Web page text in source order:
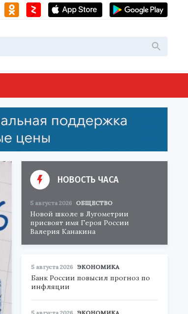
НОВОСТЬ ЧАСА
5 августа 2026 ОБЩЕСТВО
Новой школе в Лугометрии
присвоят имя Героя России
Валерия Канакина
5 августа 2026 ЭКОНОМИКА
Банк России повысил прогноз по
инфляции